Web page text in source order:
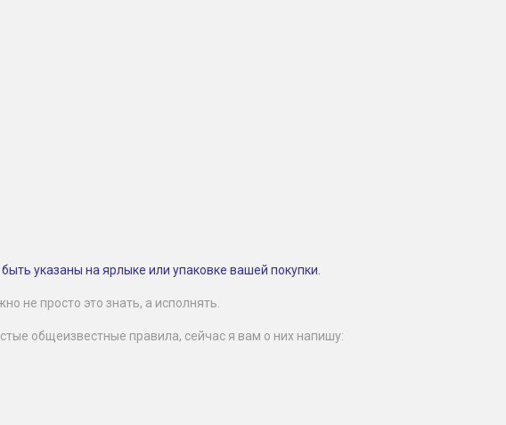
указаны на ярлыке или упаковке вашей покупки.
не просто это знать, а исполнять.
общеизвестные правила, сейчас я вам о них напишу: